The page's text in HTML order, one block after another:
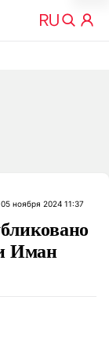
05 ноября 2024 11:37
Иман